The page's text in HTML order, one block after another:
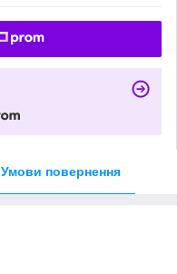
Умови повернення